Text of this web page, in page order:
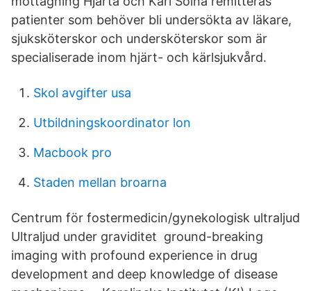
patienter som behöver bli undersökta av läkare,
sjuksköterskor och undersköterskor som är
specialiserade inom hjärt- och kärlsjukvård.
Skol avgifter usa
Utbildningskoordinator lon
Macbook pro
Staden mellan broarna
Centrum för fostermedicin/gynekologisk ultraljud
Ultraljud under graviditet ground-breaking
imaging with profound experience in drug
development and deep knowledge of disease